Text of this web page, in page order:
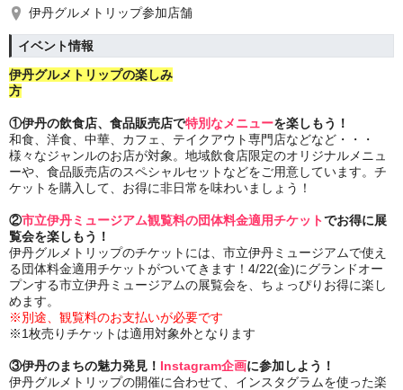
伊丹グルメトリップ参加店舗
イベント情報
伊丹グルメトリップの楽しみ
方
①伊丹の飲食店、食品販売店で特別なメニューを楽しもう！
和食、洋食、中華、カフェ、テイクアウト専門店などなど・・・
様々なジャンルのお店が対象。地域飲食店限定のオリジナルメニュ
ーや、食品販売店のスペシャルセットなどをご用意しています。チ
ケットを購入して、お得に非日常を味わいましょう！
②市立伊丹ミュージアム観覧料の団体料金適用チケットでお得に展
覧会を楽しもう！
伊丹グルメトリップのチケットには、市立伊丹ミュージアムで使え
る団体料金適用チケットがついてきます！4/22(金)にグランドオー
プンする市立伊丹ミュージアムの展覧会を、ちょっぴりお得に楽し
めます。
※別途、観覧料のお支払いが必要です
※1枚売りチケットは適用対象外となります
③伊丹のまちの魅力発見！ Instagram企画に参加しよう！
伊丹グルメトリップの開催に合わせて、インスタグラムを使った楽